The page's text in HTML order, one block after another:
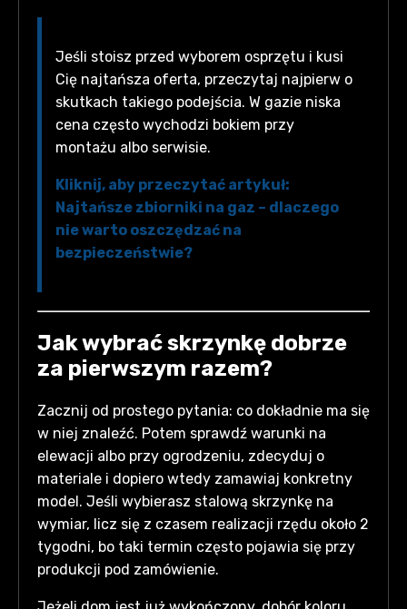
Jeśli stoisz przed wyborem osprzętu i kusi
Cię najtańsza oferta, przeczytaj najpierw o
skutkach takiego podejścia. W gazie niska
cena często wychodzi bokiem przy
montażu albo serwisie.
Kliknij, aby przeczytać artykuł:
Najtańsze zbiorniki na gaz – dlaczego
nie warto oszczędzać na
bezpieczeństwie?
Jak wybrać skrzynkę dobrze
za pierwszym razem?
Zacznij od prostego pytania: co dokładnie ma się
w niej znaleźć. Potem sprawdź warunki na
elewacji albo przy ogrodzeniu, zdecyduj o
materiale i dopiero wtedy zamawiaj konkretny
model. Jeśli wybierasz stalową skrzynkę na
wymiar, licz się z czasem realizacji rzędu około 2
tygodni, bo taki termin często pojawia się przy
produkcji pod zamówienie.